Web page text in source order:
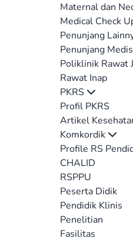
Maternal dan
Medical Check
Penunjang
Penunjang Medis
Poliklinik Rawat
Rawat Inap
PKRS
Profil PKRS
Artikel
Komkordik
Profile RS
CHALID
RSPPU
Peserta Didik
Pendidik Klinis
Penelitian
Fasilitas